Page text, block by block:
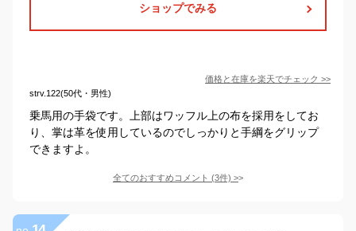
ショップでみる
価格と在庫を楽天でチェック >>
strv.122(50代・男性)
乗馬用の手袋です。上部はワッフル上の布を採用をしてお
り、掌は革を使用しているのでしっかりと手綱をグリップ
できますよ。
全てのおすすめコメント (3件) >